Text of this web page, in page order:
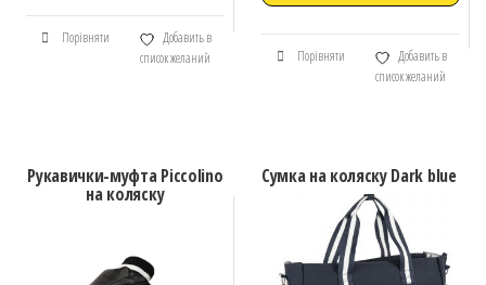
Порівняти
Добавить в
список желаний
Порівняти
Добавить в
список желаний
Рукавички-муфта Piccolino
на коляску
Сумка на коляску Dark blue